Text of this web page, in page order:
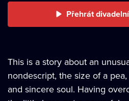
Přehrát
This is a story about an
nondescript, the size of a
and sincere soul. Having